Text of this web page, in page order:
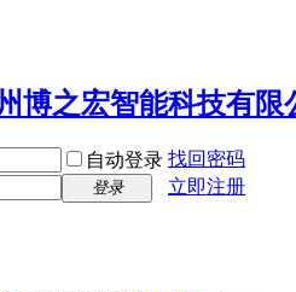
自动登录 找回密码
登录
立即注册